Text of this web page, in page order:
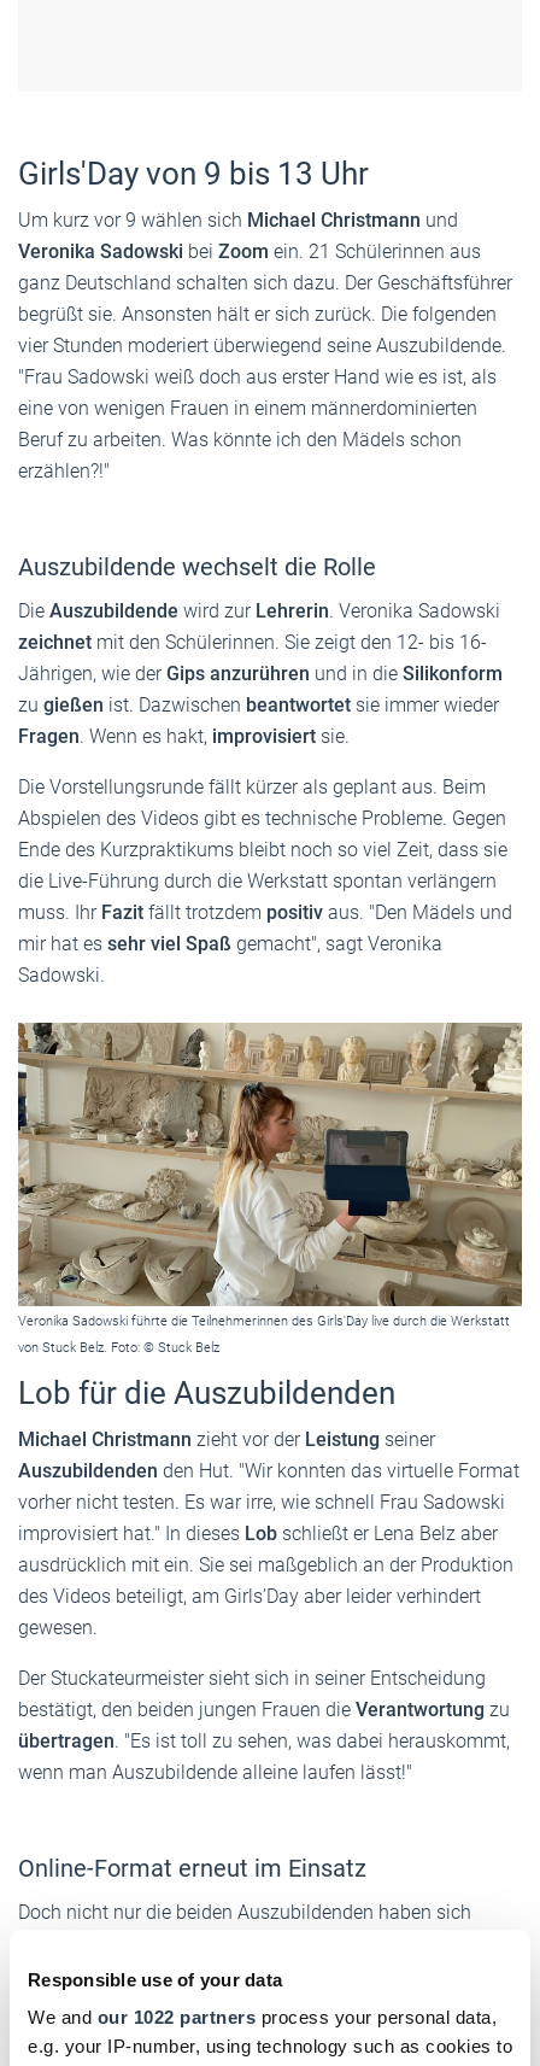
Responsible use of your data
We and our 1022 partners process your personal data,
e.g. your IP-number, using technology such as cookies to
Girls'Day von 9 bis 13 Uhr
Um kurz vor 9 wählen sich Michael Christmann und
Veronika Sadowski bei Zoom ein. 21 Schülerinnen aus
ganz Deutschland schalten sich dazu. Der Geschäftsführer
begrüßt sie. Ansonsten hält er sich zurück. Die folgenden
vier Stunden moderiert überwiegend seine Auszubildende.
"Frau Sadowski weiß doch aus erster Hand wie es ist, als
eine von wenigen Frauen in einem männerdominierten
Beruf zu arbeiten. Was könnte ich den Mädels schon
erzählen?!"
Auszubildende wechselt die Rolle
Die Auszubildende wird zur Lehrerin. Veronika Sadowski
zeichnet mit den Schülerinnen. Sie zeigt den 12- bis 16-
Jährigen, wie derGips anzurühren und in die Silikonform
zu gießen ist. Dazwischen beantwortet sie immer wieder
Fragen. Wenn es hakt, improvisiert sie.
Die Vorstellungsrunde fällt kürzer als geplant aus. Beim
Abspielen des Videos gibt es technische Probleme. Gegen
Ende des Kurzpraktikums bleibt noch so viel Zeit, dass sie
die Live-Führung durch die Werkstatt spontan verlängern
muss. Ihr Fazit fällt trotzdem positiv aus. "Den Mädels und
mir hat es sehr viel Spaß gemacht", sagt Veronika
Sadowski.
Veronika Sadowski führte die Teilnehmerinnen des Girls'Day live durch die Werkstatt
von Stuck Belz. Foto: © Stuck Belz
Lob für die Auszubildenden
Michael Christmann zieht vor der Leistung seiner
Auszubildenden den Hut. "Wir konnten das virtuelle Format
vorher nicht testen. Es war irre, wie schnell Frau Sadowski
improvisiert hat." In dieses Lob schließt er Lena Belz aber
ausdrücklich mit ein. Sie sei maßgeblich an der Produktion
des Videos beteiligt, am Girls’Day aber leider verhindert
gewesen.
Der Stuckateurmeister sieht sich in seiner Entscheidung
bestätigt, den beiden jungen Frauen die Verantwortung zu
übertragen. "Es ist toll zu sehen, was dabei herauskommt,
wenn man Auszubildende alleine laufen lässt!"
Online-Format erneut im Einsatz
Doch nicht nur die beiden Auszubildenden haben sich
von Stuck Belz kurz nach dem Girls’Day
Der Handwerksbetrieb aus Bonn bietet ein
Freiwilliges
Soziales Jahr (FSJ) in der Denkmalpflegean. "Im